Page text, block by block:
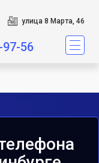
улица 8 Марта, 46
97-56